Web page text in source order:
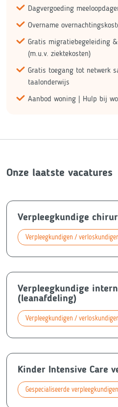
Dagvergoeding
Overname
Gratis migratiebegeleiding
(m.u.v. ziektekosten)
Gratis toegang tot netwerk
taalonderwijs
Aanbod woning | Hulp bij
Onze laatste vacatures
Verpleegkundige
Verpleegkundigen /
Verpleegkundige
(leanafdeling)
Verpleegkundigen /
Kinder Intensive Care
Gespecialiseerde verpleegkundigen